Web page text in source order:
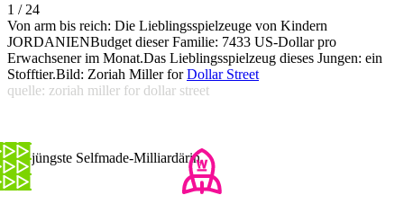
1 / 24
Von arm bis reich: Die Lieblingsspielzeuge von Kindern
JORDANIENBudget dieser Familie: 7433 US-Dollar pro
Erwachsener im Monat.Das Lieblingsspielzeug dieses Jungen: ein
Stofftier.Bild: Zoriah Miller forDollar Street
quelle: zoriah miller for dollar street
Die jüngste Selfmade-Milliardärin